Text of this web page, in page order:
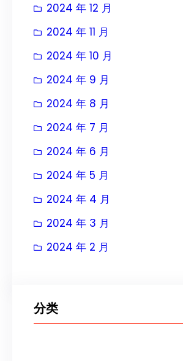
2024 年 12 月
2024 年 11 月
2024 年 10 月
2024 年 9 月
2024 年 8 月
2024 年 7 月
2024 年 6 月
2024 年 5 月
2024 年 4 月
2024 年 3 月
2024 年 2 月
分类